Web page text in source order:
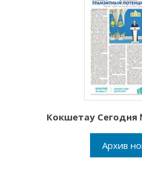
Кокшетау Сегодня
Архив